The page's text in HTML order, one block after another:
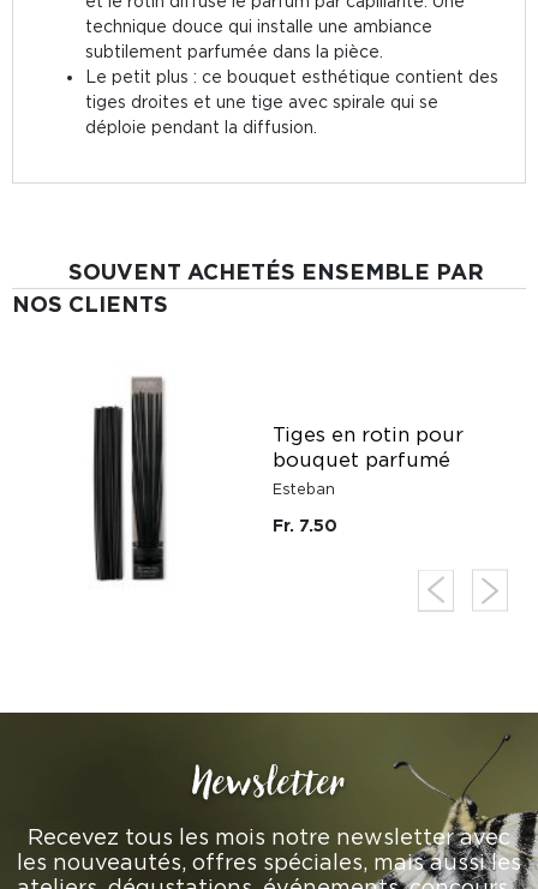
technique douce qui installe une ambiance
subtilement parfumée dans la pièce.
Le petit plus : ce bouquet esthétique contient des
tiges droites et une tige avec spirale qui se
déploie pendant la diffusion.
SOUVENT ACHETÉS ENSEMBLE PAR
NOS CLIENTS
Tiges en rotin pour
bouquet parfumé
Esteban
Fr. 7.50
Newsletter
Recevez tous les mois notre newsletter avec
les nouveautés, offres spéciales, mais aussi les